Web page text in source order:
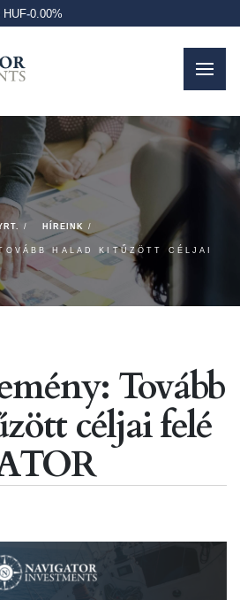
HUF-0.00%
HÍREINK
HALAD KITŰZÖTT CÉLJAI
Tovább
céljai felé